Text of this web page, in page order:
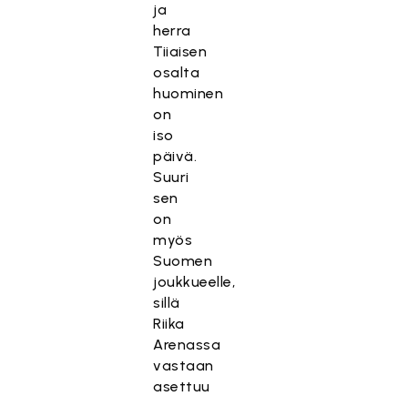
ja
herra
Tiiaisen
osalta
huominen
on
iso
päivä.
Suuri
sen
on
myös
Suomen
joukkueelle,
sillä
Riika
Arenassa
vastaan
asettuu